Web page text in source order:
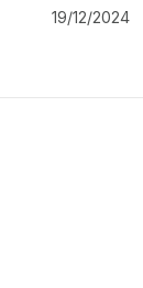
19/12/2024